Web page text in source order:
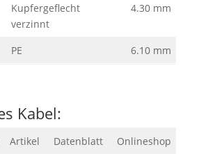
Kupfergeflecht
verzinnt
4.30 mm
PE 6.10 mm
Kabel:
Artikel Datenblatt
Onlineshop